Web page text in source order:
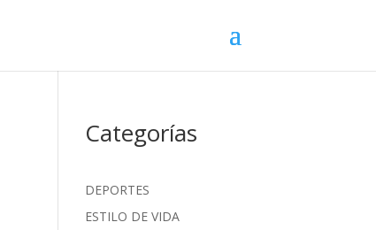
Categorías
DEPORTES
ESTILO DE VIDA